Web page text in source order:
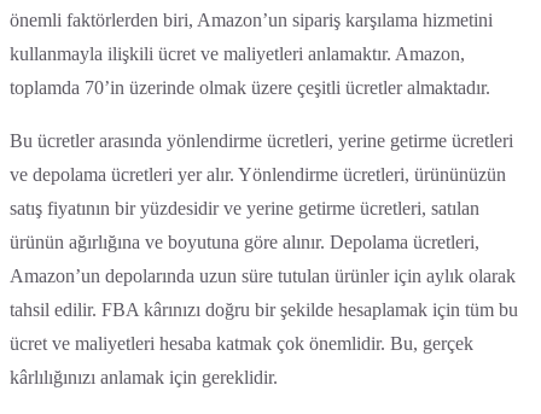
önemli faktörlerden biri, Amazon’un sipariş karşılama hizmetini
kullanmayla ilişkili ücret ve maliyetleri anlamaktır. Amazon,
toplamda 70’in üzerinde olmak üzere çeşitli ücretler almaktadır.
Bu ücretler arasında yönlendirme ücretleri, yerine getirme ücretleri
ve depolama ücretleri yer alır. Yönlendirme ücretleri, ürününüzün
satış fiyatının bir yüzdesidir ve yerine getirme ücretleri, satılan
ürünün ağırlığına ve boyutuna göre alınır. Depolama ücretleri,
Amazon’un depolarında uzun süre tutulan ürünler için aylık olarak
tahsil edilir. FBA kârınızı doğru bir şekilde hesaplamak için tüm bu
ücret ve maliyetleri hesaba katmak çok önemlidir. Bu, gerçek
kârlılığınızı anlamak için gereklidir.